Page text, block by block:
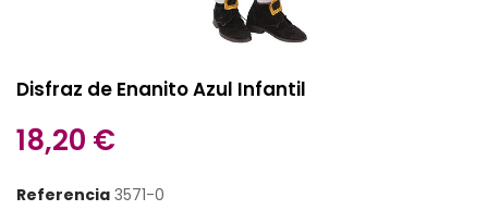
Disfraz de Enanito Azul Infantil
18,20 €
Referencia 3571-0